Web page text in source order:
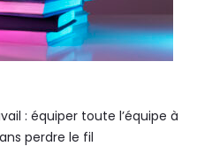
: équiper toute l’équipe à
perdre le fil